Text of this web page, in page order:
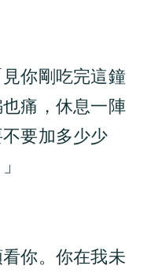
你剛吃完這鐘
痛，休息一陣
要加多少少
看你。你在我未